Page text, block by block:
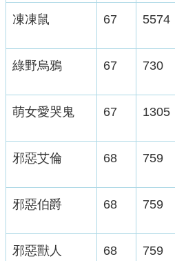
凍凍鼠 67 5574
綠野烏鴉 67 730
萌女愛哭鬼 67 1305
邪惡艾倫 68 759
邪惡伯爵 68 759
邪惡獸人 68 759